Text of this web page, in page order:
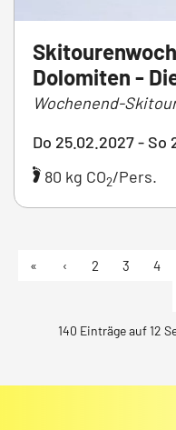
Dolomiten -
Wochenend-
Do 25.02.2027 - So
80 kg CO2/Pers.
« ‹ 2 3 4
140 Einträge auf 12